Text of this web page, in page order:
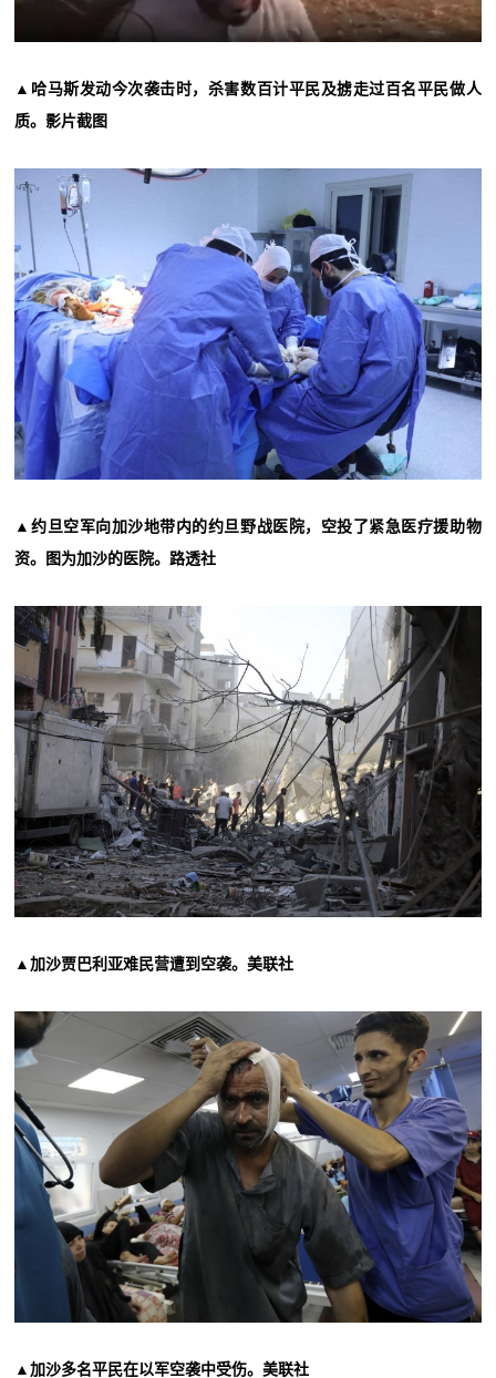
▲哈马斯发动今次袭击时，杀害数百计平民及掳走过百名平民做人
质。影片截图
▲约旦空军向加沙地带内的约旦野战医院，空投了紧急医疗援助物
资。图为加沙的医院。路透社
▲加沙贾巴利亚难民营遭到空袭。美联社
▲加沙多名平民在以军空袭中受伤。美联社